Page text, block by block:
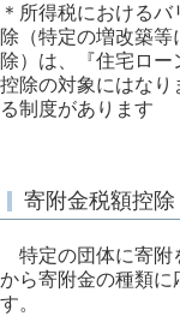
＊所得税における
除（特定の増改築
除）は、『住宅ロ
控除の対象にはなり
る制度があります
寄附金税額控除
特定の団体に寄附
から寄附金の種類に
す。